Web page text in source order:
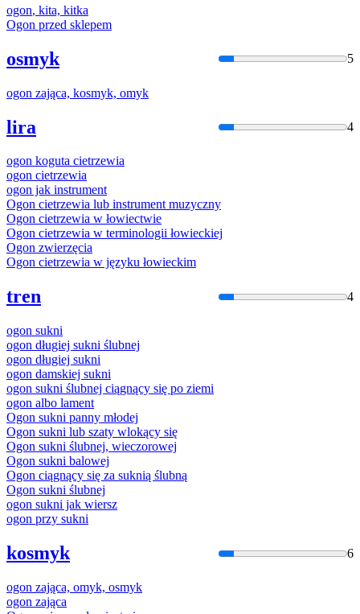
ogon, kita, kitka
Ogon przed sklepem
osmyk 5
ogon zająca, kosmyk, omyk
lira 4
ogon koguta cietrzewia
ogon cietrzewia
ogon jak instrument
Ogon cietrzewia lub instrument muzyczny
Ogon cietrzewia w łowiectwie
Ogon cietrzewia w terminologii łowieckiej
Ogon zwierzęcia
Ogon cietrzewia w języku łowieckim
tren 4
ogon sukni
ogon długiej sukni ślubnej
ogon długiej sukni
ogon damskiej sukni
ogon sukni ślubnej ciągnący się po ziemi
ogon albo lament
Ogon sukni panny młodej
Ogon sukni lub szaty wlokący się
Ogon sukni ślubnej, wieczorowej
Ogon sukni balowej
Ogon ciągnący się za suknią ślubną
Ogon sukni ślubnej
ogon sukni jak wiersz
ogon przy sukni
kosmyk 6
ogon zająca, omyk, osmyk
ogon zająca